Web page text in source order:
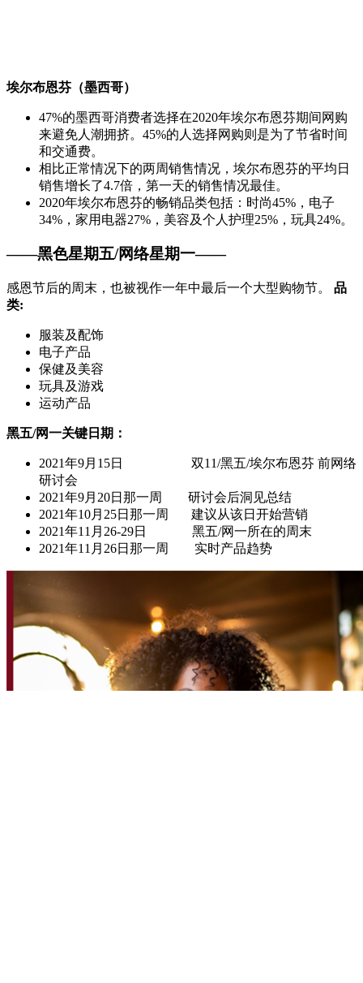
埃尔布恩芬（墨西哥）
47%的墨西哥消费者选择在2020年埃尔布恩芬期间网购
来避免人潮拥挤。45%的人选择网购则是为了节省时间
和交通费。
相比正常情况下的两周销售情况，埃尔布恩芬的平均日
销售增长了4.7倍，第一天的销售情况最佳。
2020年埃尔布恩芬的畅销品类包括：时尚45%，电子
34%，家用电器27%，美容及个人护理25%，玩具24%。
——黑色星期五/网络星期一——
感恩节后的周末，也被视作一年中最后一个大型购物节。 品
类:
服装及配饰
电子产品
保健及美容
玩具及游戏
运动产品
黑五/网一关键日期：
2021年9月15日 双11/黑五/埃尔布恩芬 前网络
研讨会
2021年9月20日那一周 研讨会后洞见总结
2021年10月25日那一周 建议从该日开始营销
2021年11月26-29日 黑五/网一所在的周末
2021年11月26日那一周 实时产品趋势